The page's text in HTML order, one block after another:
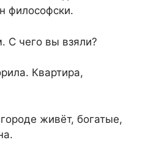
философски.
чего вы взяли?
Квартира,
живёт, богатые,